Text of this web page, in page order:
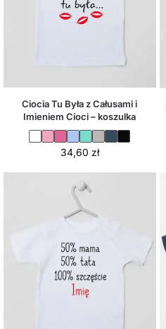
Ciocia Tu Była z Całusami i
Imieniem Cioci – koszulka
34,60 zł